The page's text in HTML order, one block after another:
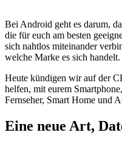
Bei Android geht es darum,
die für euch am besten
sich nahtlos miteinander
welche Marke es sich handelt.
Heute kündigen wir auf der
helfen, mit eurem
Fernseher, Smart Home und
Eine neue Art,